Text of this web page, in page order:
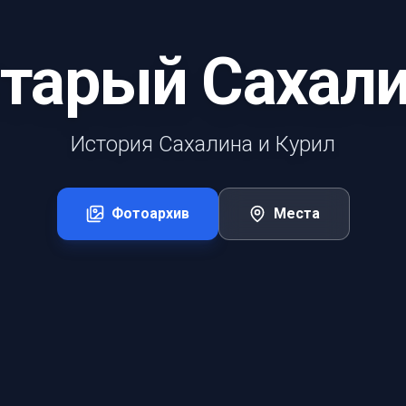
История Сахалина и Курил
Фотоархив Места